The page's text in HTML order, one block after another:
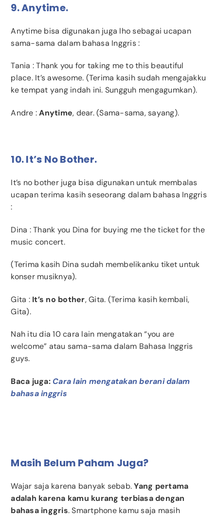
9. Anytime.
Anytime bisa digunakan juga lho sebagai ucapan
sama-sama dalam bahasa Inggris :
Tania : Thank you for taking me to this beautiful
place. It’s awesome. (Terima kasih sudah mengajakku
ke tempat yang indah ini. Sungguh mengagumkan).
Andre :Anytime, dear. (Sama-sama, sayang).
10. It’s No Bother.
It’s no bother juga bisa digunakan untuk membalas
ucapan terima kasih seseorang dalam bahasa Inggris
:
Dina : Thank you Dina for buying me the ticket for the
music concert.
(Terima kasih Dina sudah membelikanku tiket untuk
konser musiknya).
Gita : It’s no bother, Gita. (Terima kasih kembali,
Gita).
Nah itu dia 10 cara lain mengatakan “you are
welcome” atau sama-sama dalam Bahasa Inggris
guys.
Baca juga: Cara lain mengatakan berani dalam
bahasa inggris
Masih Belum Paham Juga?
Wajar saja karena banyak sebab.Yang pertama
adalah karena kamu kurang terbiasa dengan
bahasa inggris. Smartphone kamu saja masih